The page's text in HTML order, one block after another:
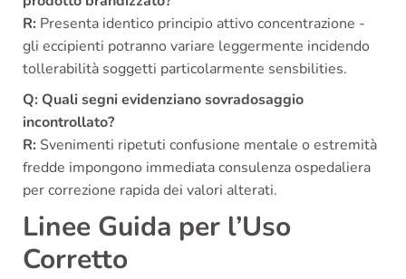
R: Presenta identico principio attivo concentrazione -
gli eccipienti potranno variare leggermente incidendo
tollerabilità soggetti particolarmente sensbilities.
Q: Quali segni evidenziano sovradosaggio
incontrollato?
R: Svenimenti ripetuti confusione mentale o estremità
fredde impongono immediata consulenza ospedaliera
per correzione rapida dei valori alterati.
Linee Guida per l’Uso
Corretto